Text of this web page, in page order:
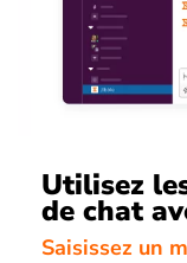
Utilisez
de chat
Saisissez un